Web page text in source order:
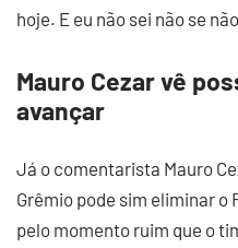
hoje. E eu não sei não se
Mauro Cezar vê
avançar
Já o comentarista Mauro
Grêmio pode sim eliminar
pelo momento ruim que o